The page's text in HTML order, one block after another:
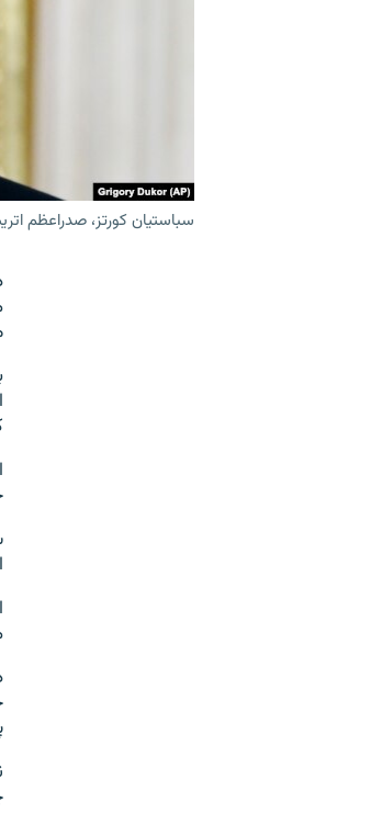
سباستیان کورتز، صدراعظم